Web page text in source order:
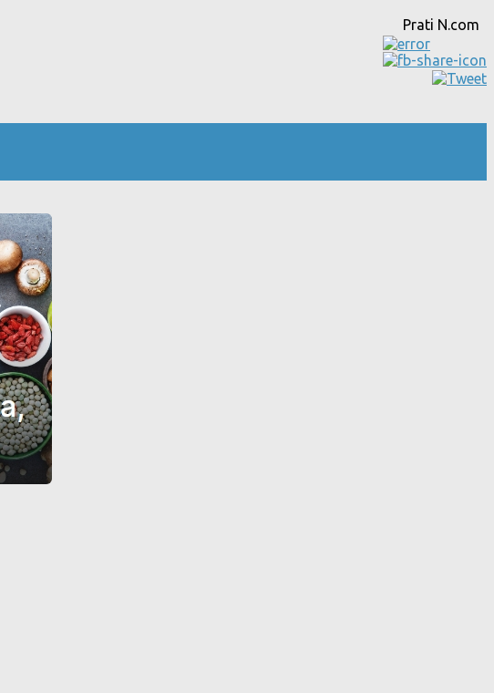
Prati N.com